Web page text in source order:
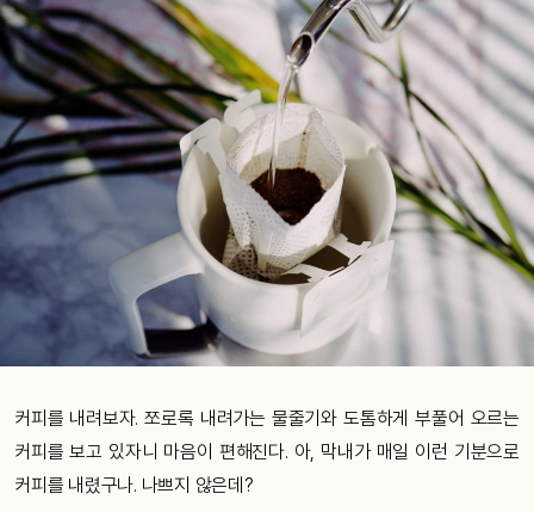
커피를 내려보자. 쪼로록 내려가는 물줄기와 도톰하게 부풀어 오르는
커피를 보고 있자니 마음이 편해진다. 아, 막내가 매일 이런 기분으로
커피를 내렸구나. 나쁘지 않은데?